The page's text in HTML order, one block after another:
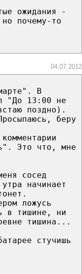
ожидания -
почему-то
04.07.2012
В
"До 13:00 не
поздно).
беру
Это что, мне
сосед
начинает
ложусь
в тишине, ни
тишина...
стучишь